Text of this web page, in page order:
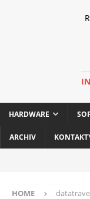
HARDWARE
ARCHIV
HOME